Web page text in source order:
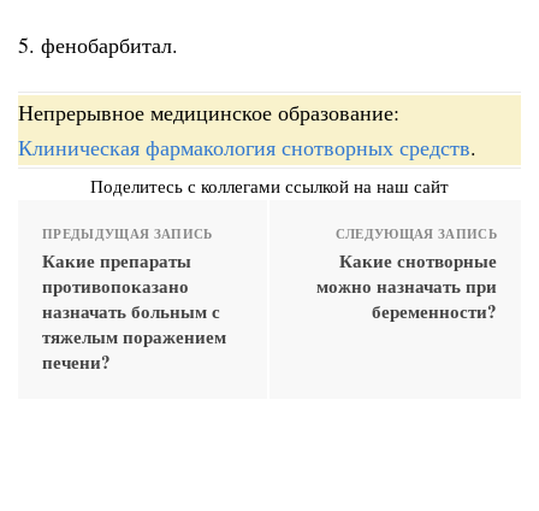
5. фенобарбитал.
Непрерывное медицинское образование:
Клиническая фармакология снотворных средств.
Поделитесь с коллегами ссылкой на наш сайт
ПРЕДЫДУЩАЯ ЗАПИСЬ
Какие препараты
противопоказано
назначать больным с
тяжелым поражением
печени?
СЛЕДУЮЩАЯ ЗАПИСЬ
Какие снотворные
можно назначать при
беременности?